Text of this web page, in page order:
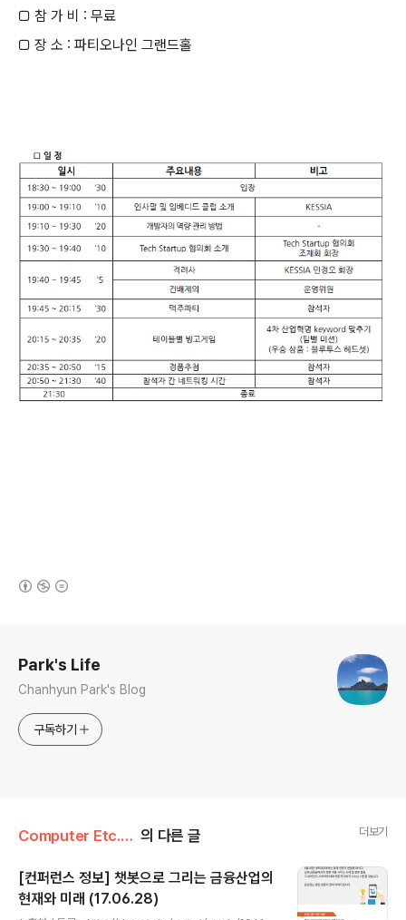
□ 참 가 비 : 무료
□ 장 소 : 파티오나인 그랜드홀
Park's Life
Chanhyun Park's Blog
구독하기
Computer Etc./IT Info. 의 다른 글 더보기
[컨퍼런스 정보] 챗봇으로 그리는 금융산업의
현재와 미래 (17.06.28)